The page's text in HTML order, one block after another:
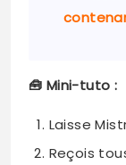
🧰 Mini-tuto :
Laisse
Reçois